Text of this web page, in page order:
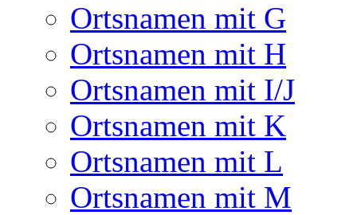
Ortsnamen mit G
Ortsnamen mit H
Ortsnamen mit I/J
Ortsnamen mit K
Ortsnamen mit L
Ortsnamen mit M